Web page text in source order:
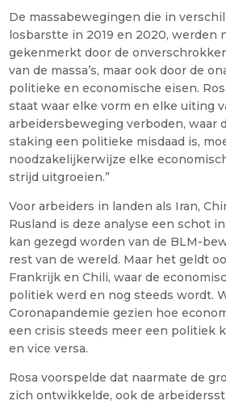
De massabewegingen die in
losbarstte in 2019 en 2020, werden
gekenmerkt door de
van de massa’s, maar ook door de
politieke en economische eisen.
staat waar elke vorm en elke uiting
arbeidersbeweging verboden, waar
staking een politieke misdaad is,
noodzakelijkerwijze elke
strijd uitgroeien.”
Voor arbeiders in landen als Iran,
Rusland is deze analyse een schot
kan gezegd worden van de BLM-
rest van de wereld. Maar het geldt
Frankrijk en Chili, waar de
politiek werd en nog steeds wordt.
Coronapandemie gezien hoe
een crisis steeds meer een politiek
en vice versa.
Rosa voorspelde dat naarmate de
zich ontwikkelde, ook de